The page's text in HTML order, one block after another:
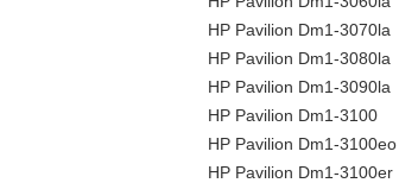
HP Pavilion Dm1-3070la
HP Pavilion Dm1-3080la
HP Pavilion Dm1-3090la
HP Pavilion Dm1-3100
HP Pavilion Dm1-3100eo
HP Pavilion Dm1-3100er